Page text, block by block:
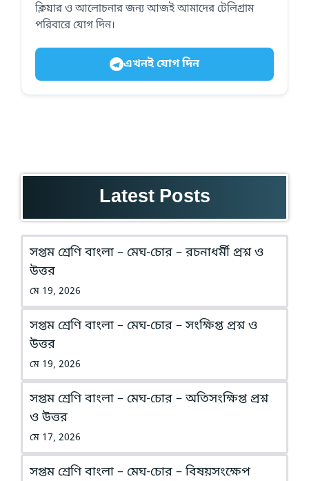
ক্লিয়ার ও আলোচনার জন্য আজই আমাদের টেলিগ্রাম
পরিবারে যোগ দিন।
এখনই যোগ দিন
Latest Posts
সপ্তম শ্রেণি বাংলা – মেঘ-চোর – রচনাধর্মী প্রশ্ন ও
উত্তর
মে 19, 2026
সপ্তম শ্রেণি বাংলা – মেঘ-চোর – সংক্ষিপ্ত প্রশ্ন ও
উত্তর
মে 19, 2026
সপ্তম শ্রেণি বাংলা – মেঘ-চোর – অতিসংক্ষিপ্ত প্রশ্ন
ও উত্তর
মে 17, 2026
সপ্তম শ্রেণি বাংলা – মেঘ-চোর – বিষয়সংক্ষেপ